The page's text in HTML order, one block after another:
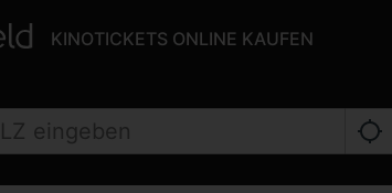
KINOTICKETS ONLINE KAUFEN